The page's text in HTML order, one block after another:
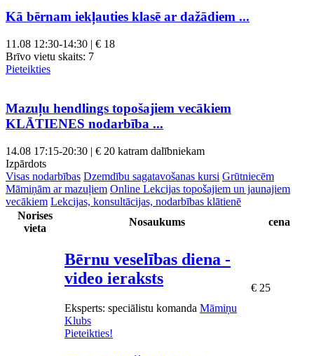
Kā bērnam iekļauties klasē ar dažādiem ...
11.08 12:30-14:30 | € 18
Brīvo vietu skaits: 7
Pieteikties
Mazuļu hendlings topošajiem vecākiem
KLĀTIENES nodarbība ...
14.08 17:15-20:30 | € 20 katram dalībniekam
Izpārdots
Visas nodarbības Dzemdību sagatavošanas kursi Grūtniecēm
Māmiņām ar mazuļiem Online Lekcijas topošajiem un jaunajiem
vecākiem Lekcijas, konsultācijas, nodarbības klātienē
Norises
vieta
Nosaukums cena
Bērnu veselības diena -
video ieraksts
Eksperts: speciālistu komanda Māmiņu
Klubs
Pieteikties!
€ 25